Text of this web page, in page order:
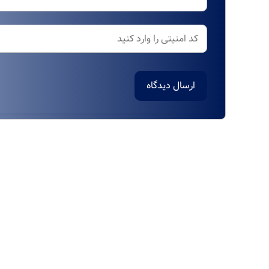
ارسال دیدگاه